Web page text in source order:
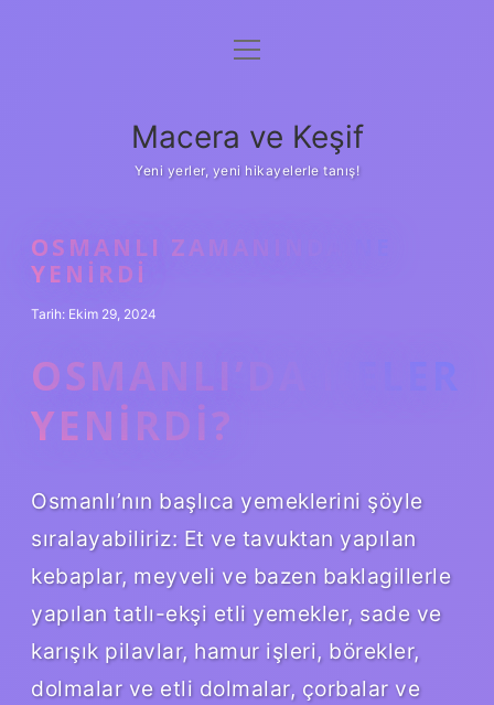
Anasayfa
Yasal Uyarı
menüyü
Macera ve Keşif
Yeni yerler, yeni hikayelerle tanış!
OSMANLI ZAMANINDA NE
YENIRDI
Tarih: Ekim 29, 2024
OSMANLI’DA NELER
YENIRDI?
Osmanlı’nın başlıca yemeklerini şöyle
sıralayabiliriz: Et ve tavuktan yapılan
kebaplar, meyveli ve bazen baklagillerle
yapılan tatlı-ekşi etli yemekler, sade ve
karışık pilavlar, hamur işleri, börekler,
dolmalar ve etli dolmalar, çorbalar ve